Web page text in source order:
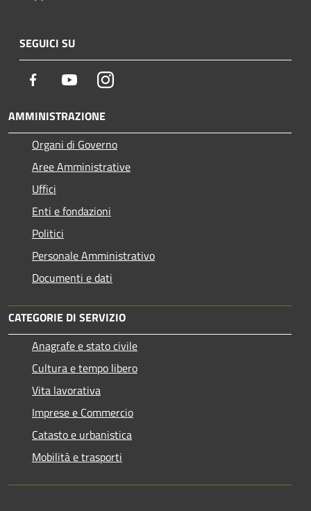
SEGUICI SU
Facebook YoutubeInstagram
AMMINISTRAZIONE
Organi di Governo
Aree Amministrative
Uffici
Enti e fondazioni
Politici
Personale Amministrativo
Documenti e dati
CATEGORIE DI SERVIZIO
Anagrafe e stato civile
Cultura e tempo libero
Vita lavorativa
Imprese e Commercio
Catasto e urbanistica
Mobilità e trasporti